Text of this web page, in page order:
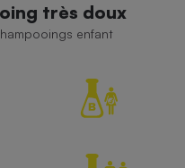
très doux
enfant